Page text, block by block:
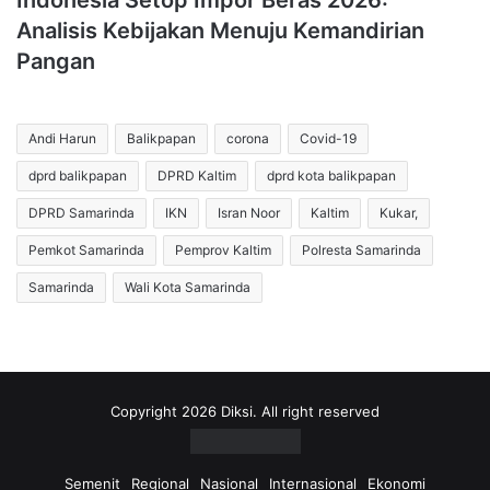
Analisis Kebijakan Menuju Kemandirian
Pangan
Andi Harun Balikpapan corona Covid-19
dprd balikpapan DPRD Kaltim dprd kota balikpapan
DPRD Samarinda IKN Isran Noor Kaltim Kukar,
Pemkot Samarinda Pemprov Kaltim Polresta Samarinda
Samarinda Wali Kota Samarinda
Copyright 2026 Diksi. All right reserved
Semenit Regional Nasional Internasional Ekonomi